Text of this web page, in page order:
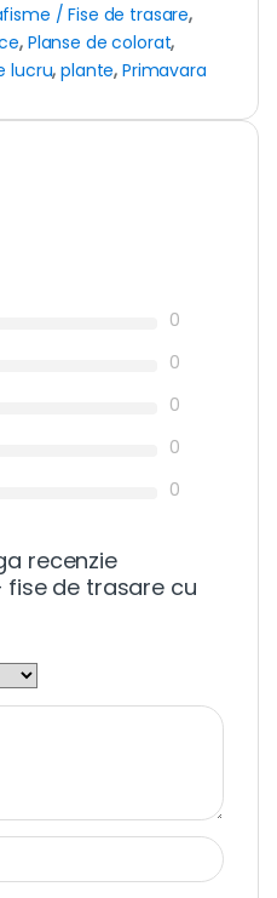
/ Fise de trasare,
, Planse de colorat,
lucru,plante,Primavara
0
0
0
0
0
recenzie
fise de trasare cu